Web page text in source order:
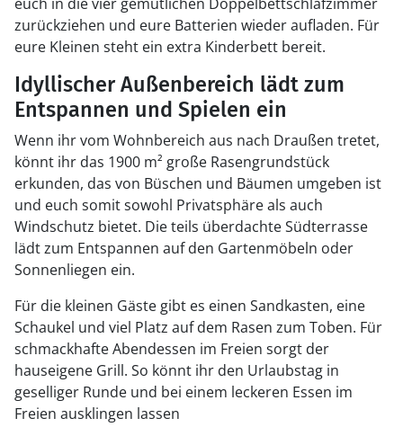
zurückziehen und eure Batterien wieder aufladen. Für
eure Kleinen steht ein extra Kinderbett bereit.
Idyllischer Außenbereich lädt zum
Entspannen und Spielen ein
Wenn ihr vom Wohnbereich aus nach Draußen tretet,
könnt ihr das 1900 m² große Rasengrundstück
erkunden, das von Büschen und Bäumen umgeben ist
und euch somit sowohl Privatsphäre als auch
Windschutz bietet. Die teils überdachte Südterrasse
lädt zum Entspannen auf den Gartenmöbeln oder
Sonnenliegen ein.
Für die kleinen Gäste gibt es einen Sandkasten, eine
Schaukel und viel Platz auf dem Rasen zum Toben. Für
schmackhafte Abendessen im Freien sorgt der
hauseigene Grill. So könnt ihr den Urlaubstag in
geselliger Runde und bei einem leckeren Essen im
Freien ausklingen lassen